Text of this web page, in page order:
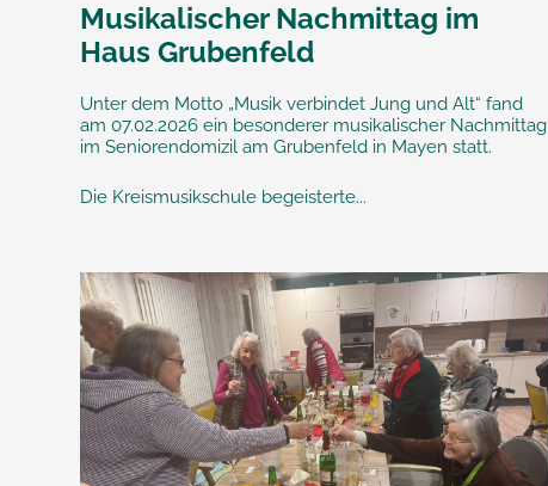
Musikalischer Nachmittag im
Haus Grubenfeld
Unter dem Motto „Musik verbindet Jung und Alt“ fand
am 07.02.2026 ein besonderer musikalischer Nachmittag
im Seniorendomizil am Grubenfeld in Mayen statt.
Die Kreismusikschule begeisterte...